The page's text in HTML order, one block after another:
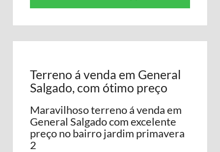
Terreno á venda em General
Salgado, com ótimo preço
Maravilhoso terreno á venda em
General Salgado com excelente
preço no bairro jardim primavera
2